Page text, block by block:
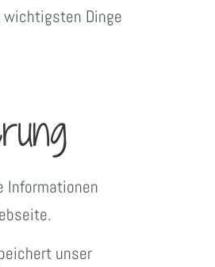
Dinge
Informationen
unser